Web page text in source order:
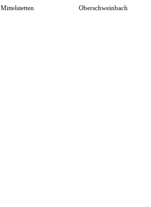
Mittelstetten Oberschweinbach